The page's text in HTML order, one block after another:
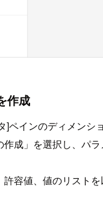
作成
]ペインのディメンシ
作成」を選択し、パ
容値、値のリスト